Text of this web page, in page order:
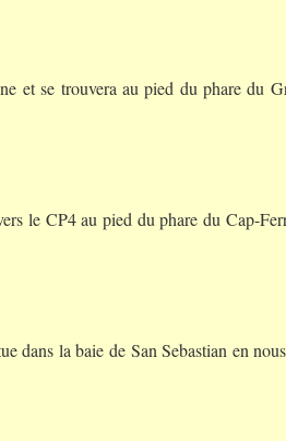
et se trouvera au pied du phare du
le CP4 au pied du phare du Cap-
dans la baie de San Sebastian en